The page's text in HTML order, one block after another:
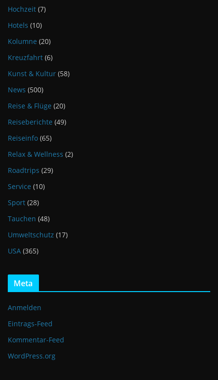
Hochzeit (7)
Hotels (10)
Kolumne (20)
Kreuzfahrt (6)
Kunst & Kultur (58)
News (500)
Reise & Flüge (20)
Reiseberichte (49)
Reiseinfo (65)
Relax & Wellness (2)
Roadtrips (29)
Service (10)
Sport (28)
Tauchen (48)
Umweltschutz (17)
USA (365)
Meta
Anmelden
Eintrags-Feed
Kommentar-Feed
WordPress.org